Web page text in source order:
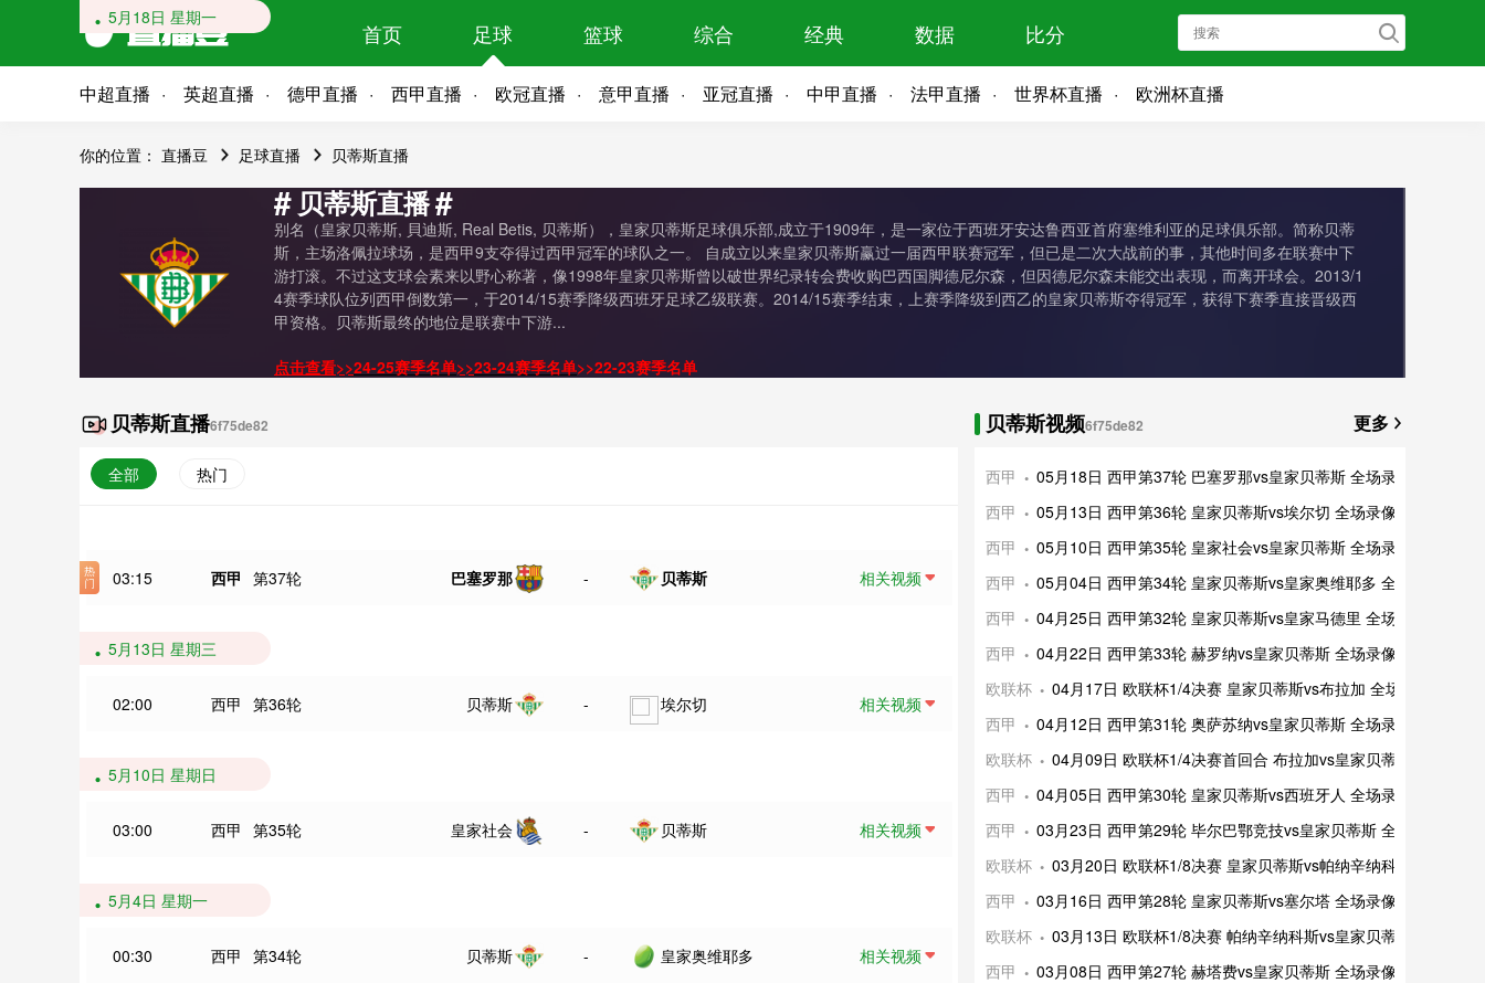
首页 足球 篮球 综合 经典 数据 比分
中超直播 英超直播 德甲直播 西甲直播 欧冠直播 意甲直播 亚冠直播 中甲直播 法甲直播 世界杯直播 欧洲杯直播
你的位置： 直播豆 足球直播 贝蒂斯直播
# 贝蒂斯直播#
别名（皇家贝蒂斯, 貝迪斯, Real Betis, 贝蒂斯），皇家贝蒂斯足球俱乐部,成立于1909年，是一家位于西班牙安达鲁西亚首府塞维利亚的足球俱乐部。简称贝蒂
斯，主场洛佩拉球场，是西甲9支夺得过西甲冠军的球队之一。 自成立以来皇家贝蒂斯赢过一届西甲联赛冠军，但已是二次大战前的事，其他时间多在联赛中下
游打滚。不过这支球会素来以野心称著，像1998年皇家贝蒂斯曾以破世界纪录转会费收购巴西国脚德尼尔森，但因德尼尔森未能交出表现，而离开球会。2013/1
4赛季球队位列西甲倒数第一，于2014/15赛季降级西班牙足球乙级联赛。2014/15赛季结束，上赛季降级到西乙的皇家贝蒂斯夺得冠军，获得下赛季直接晋级西
甲资格。贝蒂斯最终的地位是联赛中下游...
点击查看>>24-25赛季名单>>23-24赛季名单>>22-23赛季名单
贝蒂斯直播6f75de82
全部 热门
5月18日 星期一
03:15 西甲 第37轮 巴塞罗那 - 贝蒂斯 相关视频
5月13日 星期三
02:00 西甲 第36轮 贝蒂斯 - 埃尔切 相关视频
5月10日 星期日
03:00 西甲 第35轮 皇家社会 - 贝蒂斯 相关视频
5月4日 星期一
00:30 西甲 第34轮 贝蒂斯 - 皇家奥维耶多 相关视频
贝蒂斯视频 更多
6f75de82
西甲
05月18日 西甲第37轮 巴塞罗那vs皇家贝蒂斯 全场录像及集锦
西甲
05月13日 西甲第36轮 皇家贝蒂斯vs埃尔切 全场录像及集锦
西甲
05月10日 西甲第35轮 皇家社会vs皇家贝蒂斯 全场录像及集锦
西甲
05月04日 西甲第34轮 皇家贝蒂斯vs皇家奥维耶多 全场录像及集
西甲
04月25日 西甲第32轮 皇家贝蒂斯vs皇家马德里 全场录像及集锦
西甲
04月22日 西甲第33轮 赫罗纳vs皇家贝蒂斯 全场录像及集锦
欧联杯
04月17日 欧联杯1/4决赛 皇家贝蒂斯vs布拉加 全场录像及集锦
西甲
04月12日 西甲第31轮 奥萨苏纳vs皇家贝蒂斯 全场录像及集锦
欧联杯
04月09日 欧联杯1/4决赛首回合 布拉加vs皇家贝蒂斯 全场录像
西甲
04月05日 西甲第30轮 皇家贝蒂斯vs西班牙人 全场录像及集锦
西甲
03月23日 西甲第29轮 毕尔巴鄂竞技vs皇家贝蒂斯 全场录像及集
欧联杯
03月20日 欧联杯1/8决赛 皇家贝蒂斯vs帕纳辛纳科斯 全场录像
西甲
03月16日 西甲第28轮 皇家贝蒂斯vs塞尔塔 全场录像及集锦
欧联杯
03月13日 欧联杯1/8决赛 帕纳辛纳科斯vs皇家贝蒂斯 全场录像
西甲
03月08日 西甲第27轮 赫塔费vs皇家贝蒂斯 全场录像及集锦